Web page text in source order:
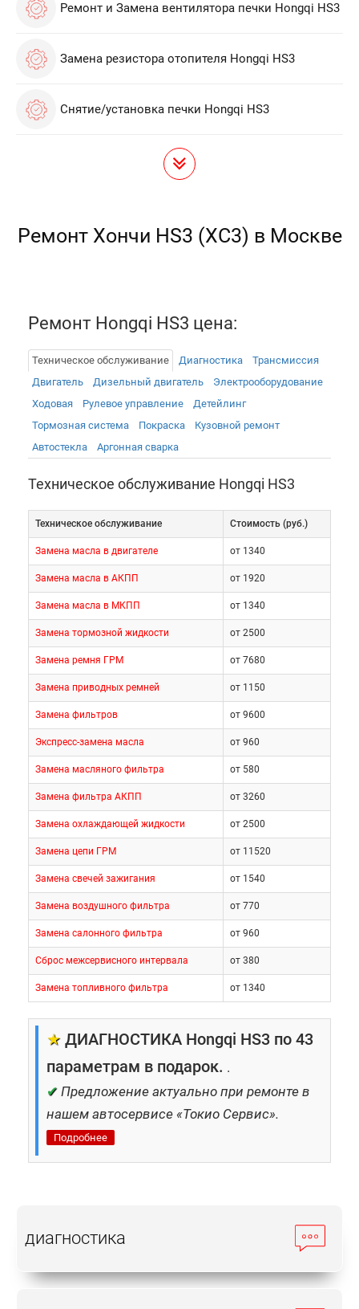
Ремонт и Замена вентилятора печки Hongqi HS3
Замена резистора отопителя Hongqi HS3
Снятие/установка печки Hongqi HS3
Ремонт Хончи HS3 (ХС3) в Москве
Ремонт Hongqi HS3 цена:
Техническое обслуживание Диагностика
Трансмиссия
Двигатель
Дизельный двигатель
Электрооборудованиe
Ходовая
Рулевое управление
Детейлинг
Тормозная система
Покраска
Кузовной ремонт
Автостекла
Аргонная сварка
Техническое обслуживание Hongqi HS3
Техническое обслуживание Cтоимость (руб.)
Замена масла в двигателе от 1340
Замена масла в АКПП от 1920
Замена масла в МКПП от 1340
Замена тормозной жидкости от 2500
Замена ремня ГРМ от 7680
Замена приводных ремней от 1150
Замена фильтров от 9600
Экспресс-замена масла от 960
Замена масляного фильтра от 580
Замена фильтра АКПП от 3260
Замена охлаждающей жидкости от 2500
Замена цепи ГРМ от 11520
Замена свечей зажигания от 1540
Замена воздушного фильтра от 770
Замена салонного фильтра от 960
Сброс межсервисного интервала от 380
Замена топливного фильтра от 1340
★ ДИАГНОСТИКА Hongqi HS3 по 43
параметрам в подарок. .
✔ Предложение актуально при ремонте в
нашем автосервисе «Токио Сервис».
Подробнее
диагностика